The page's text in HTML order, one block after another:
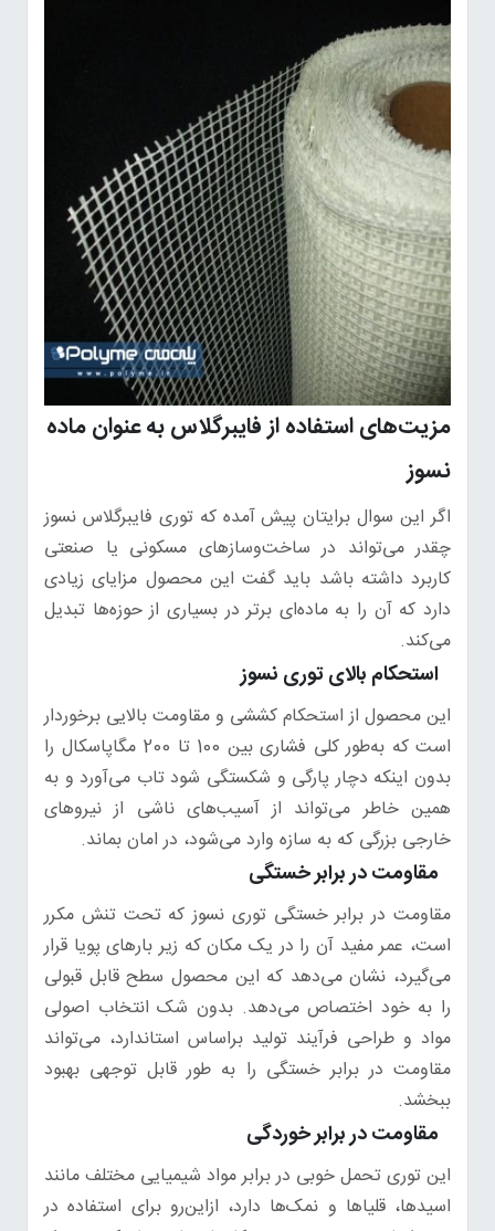
مزیت‌های استفاده از فایبرگلاس به عنوان ماده
نسوز
اگر این سوال برایتان پیش آمده که توری فایبرگلاس نسوز
چقدر می‌تواند در ساخت‌وسازهای مسکونی یا صنعتی
کاربرد داشته باشد باید گفت این محصول مزایای زیادی
دارد که آن را به ماده‌ای برتر در بسیاری از حوزه‌ها تبدیل
می‌کند.
استحکام بالای توری نسوز
این محصول از استحکام کششی و مقاومت بالایی برخوردار
است که به‌طور کلی فشاری بین 100 تا 200 مگاپاسکال را
بدون اینکه دچار پارگی و شکستگی شود تاب می‌آورد و به
همین خاطر می‌تواند از آسیب‌های ناشی از نیروهای
خارجی بزرگی که به سازه وارد می‌شود، در امان بماند.
مقاومت در برابر خستگی
مقاومت در برابر خستگی توری نسوز که تحت تنش مکرر
است، عمر مفید آن را در یک مکان که زیر بارهای پویا قرار
می‌گیرد، نشان می‌دهد که این محصول سطح قابل قبولی
را به خود اختصاص می‌دهد. بدون شک انتخاب اصولی
مواد و طراحی فرآیند تولید براساس استاندارد، می‌تواند
مقاومت در برابر خستگی را به طور قابل توجهی بهبود
ببخشد.
مقاومت در برابر خوردگی
این توری تحمل خوبی در برابر مواد شیمیایی مختلف مانند
اسیدها، قلیاها و نمک‌ها دارد، ازاین‌رو برای استفاده در